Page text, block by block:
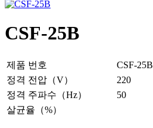
CSF-25B
제품 번호
CSF-25B
정격 전압（V）
220
정격 주파수（Hz）
50
살균율（%）